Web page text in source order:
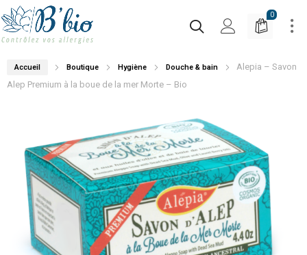
0
Accueil Boutique Hygiène Douche & bain
Alepia – Savon
Alep Premium à la boue de la mer Morte – Bio